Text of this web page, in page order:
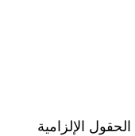
الحقول الإلزامية